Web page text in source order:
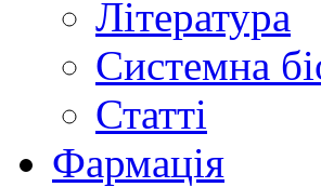
Література
Системна
Статті
Фармація